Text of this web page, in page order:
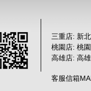
三重店: 新
桃園店: 桃
高雄店: 高
客服信箱